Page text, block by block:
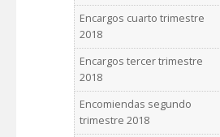
Encargos cuarto trimestre
2018
Encargos tercer trimestre
2018
Encomiendas segundo
trimestre 2018